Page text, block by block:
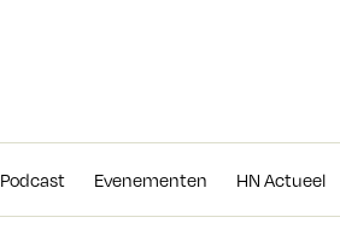
Podcast Evenementen HN Actueel